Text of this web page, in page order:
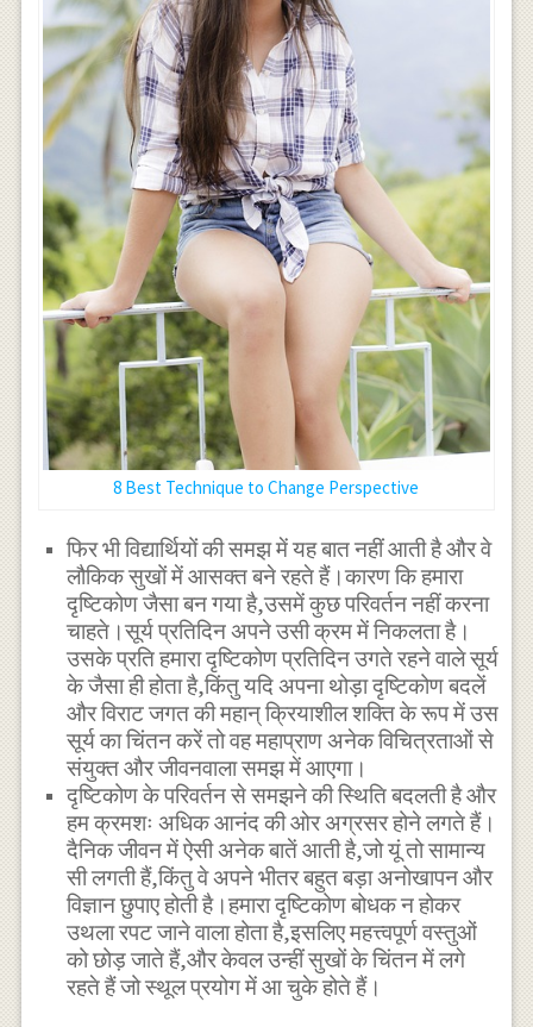
8 Best Technique to Change Perspective
फिर भी विद्यार्थियों की समझ में यह बात नहीं आती है और वे
लौकिक सुखों में आसक्त बने रहते हैं।कारण कि हमारा
दृष्टिकोण जैसा बन गया है,उसमें कुछ परिवर्तन नहीं करना
चाहते।सूर्य प्रतिदिन अपने उसी क्रम में निकलता है।
उसके प्रति हमारा दृष्टिकोण प्रतिदिन उगते रहने वाले सूर्य
के जैसा ही होता है,किंतु यदि अपना थोड़ा दृष्टिकोण बदलें
और विराट जगत की महान् क्रियाशील शक्ति के रूप में उस
सूर्य का चिंतन करें तो वह महाप्राण अनेक विचित्रताओं से
संयुक्त और जीवनवाला समझ में आएगा।
दृष्टिकोण के परिवर्तन से समझने की स्थिति बदलती है और
हम क्रमशः अधिक आनंद की ओर अग्रसर होने लगते हैं।
दैनिक जीवन में ऐसी अनेक बातें आती है,जो यूं तो सामान्य
सी लगती हैं,किंतु वे अपने भीतर बहुत बड़ा अनोखापन और
विज्ञान छुपाए होती है।हमारा दृष्टिकोण बोधक न होकर
उथला रपट जाने वाला होता है,इसलिए महत्त्वपूर्ण वस्तुओं
को छोड़ जाते हैं,और केवल उन्हीं सुखों के चिंतन में लगे
रहते हैं जो स्थूल प्रयोग में आ चुके होते हैं।